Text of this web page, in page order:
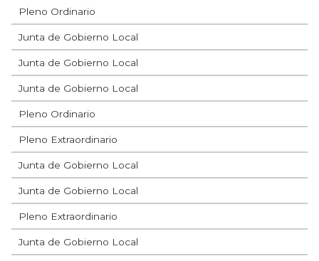
Pleno Ordinario
Junta de Gobierno Local
Junta de Gobierno Local
Junta de Gobierno Local
Pleno Ordinario
Pleno Extraordinario
Junta de Gobierno Local
Junta de Gobierno Local
Pleno Extraordinario
Junta de Gobierno Local